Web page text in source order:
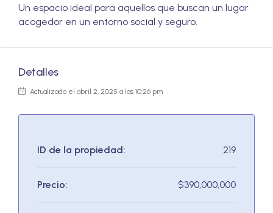
Un espacio ideal para aquellos que buscan un lugar
acogedor en un entorno social y seguro.
Detalles
Actualizado el abril 2, 2025 a las 10:26 pm
ID de la propiedad: 219
Precio: $390,000,000